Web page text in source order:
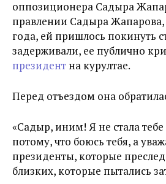
оппозиционера Садыра
правлении Садыра Жапарова,
года, ей пришлось покинуть
задерживали, ее публично
президент на курултае.
Перед отъездом она
«Садыр, иним! Я не стала тебе
потому, что боюсь тебя, а
президенты, которые
близких, которые пытались